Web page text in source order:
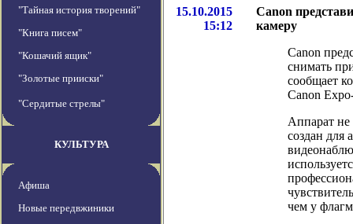
"Тайная история творений"
"Книга писем"
"Кошачий ящик"
"Золотые прииски"
"Сердитые стрелы"
КУЛЬТУРА
Афиша
Новые передвжиники
15.10.2015
15:12
Canon
камеру
Canon
снимать
сообщает
Canon
Аппарат не
создан для
чем у